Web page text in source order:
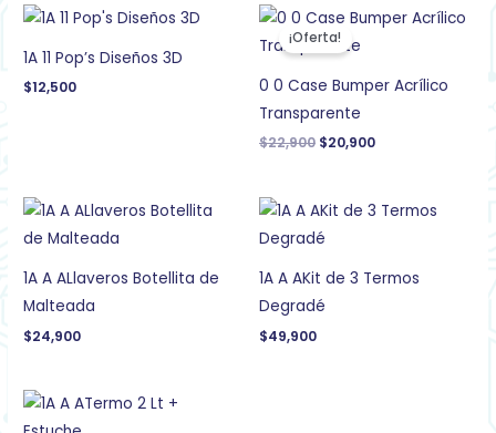
1A 11 Pop’s Diseños 3D
$12,500
¡Oferta!
0 0 Case Bumper Acrílico
Transparente
$22,900
El
precio
original
$22,900.
$20,900
El
precio
$20,900.
1A A ALlaveros Botellita de
Malteada
$24,900
1A A AKit de 3 Termos
Degradé
$49,900